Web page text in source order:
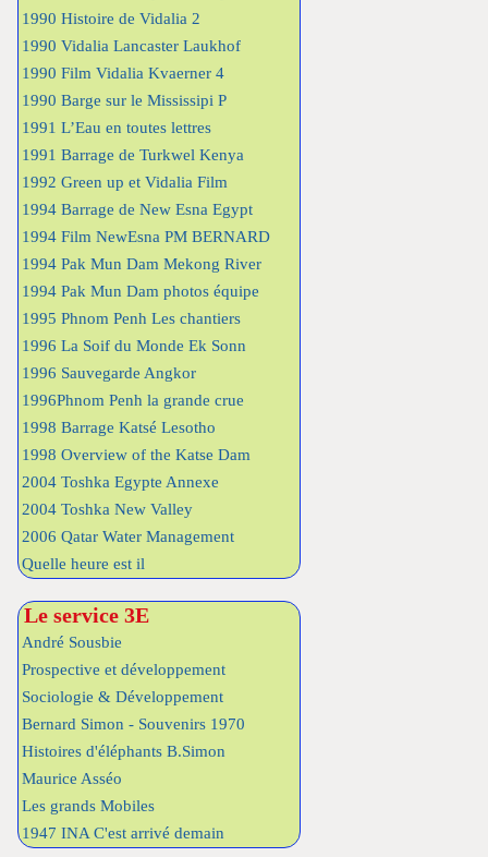
1990 Histoire de Vidalia 2
1990 Vidalia Lancaster Laukhof
1990 Film Vidalia Kvaerner 4
1990 Barge sur le Mississipi P
1991 L’Eau en toutes lettres
1991 Barrage de Turkwel Kenya
1992 Green up et Vidalia Film
1994 Barrage de New Esna Egypt
1994 Film NewEsna PM BERNARD
1994 Pak Mun Dam Mekong River
1994 Pak Mun Dam photos équipe
1995 Phnom Penh Les chantiers
1996 La Soif du Monde Ek Sonn
1996 Sauvegarde Angkor
1996Phnom Penh la grande crue
1998 Barrage Katsé Lesotho
1998 Overview of the Katse Dam
2004 Toshka Egypte Annexe
2004 Toshka New Valley
2006 Qatar Water Management
Quelle heure est il
Le service 3E
André Sousbie
Prospective et développement
Sociologie & Développement
Bernard Simon - Souvenirs 1970
Histoires d'éléphants B.Simon
Maurice Asséo
Les grands Mobiles
1947 INA C'est arrivé demain